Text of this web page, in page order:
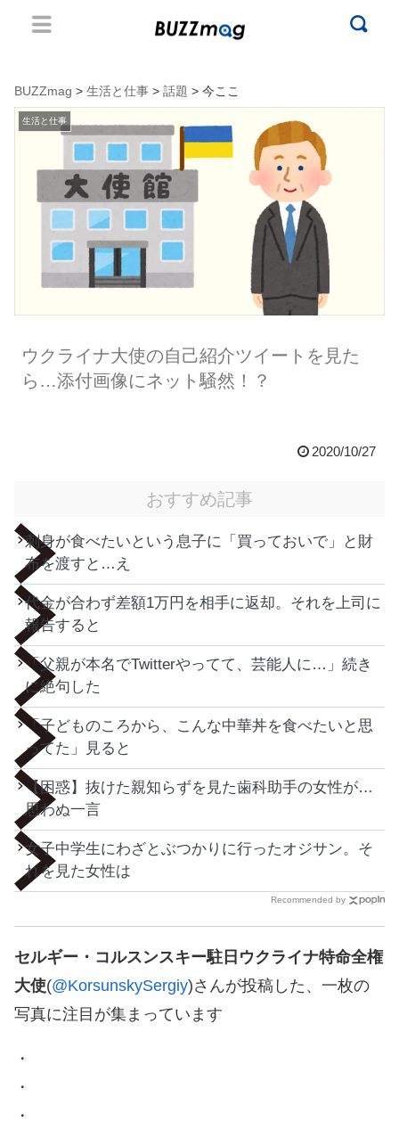
BUZZmag > 生活と仕事 > 話題 > 今ここ
生活と仕事
ウクライナ大使の自己紹介ツイートを見た
ら…添付画像にネット騒然！？
2020/10/27
おすすめ記事
刺身が食べたいという息子に「買っておいで」と財
布を渡すと…え
代金が合わず差額1万円を相手に返却。それを上司に
報告すると
「父親が本名でTwitterやってて、芸能人に…」続き
に絶句した
「子どものころから、こんな中華丼を食べたいと思
ってた」見ると
【困惑】抜けた親知らずを見た歯科助手の女性が…
思わぬ一言
女子中学生にわざとぶつかりに行ったオジサン。そ
れを見た女性は
Recommended by
セルギー・コルスンスキー駐日ウクライナ特命全権
大使(@KorsunskySergiy)さんが投稿した、一枚の
写真に注目が集まっています
・
・
・